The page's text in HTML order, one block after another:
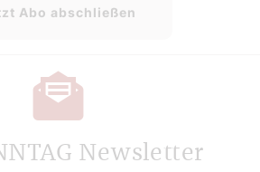
Abo abschließen
Newsletter